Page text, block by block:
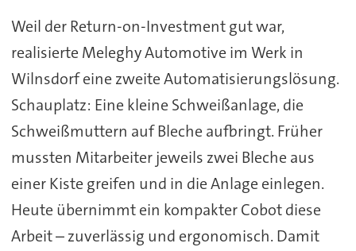
Weil der Return-on-Investment gut war,
realisierte Meleghy Automotive im Werk in
Wilnsdorf eine zweite Automatisierungslösung.
Schauplatz: Eine kleine Schweißanlage, die
Schweißmuttern auf Bleche aufbringt. Früher
mussten Mitarbeiter jeweils zwei Bleche aus
einer Kiste greifen und in die Anlage einlegen.
Heute übernimmt ein kompakter Cobot diese
Arbeit – zuverlässig und ergonomisch. Damit